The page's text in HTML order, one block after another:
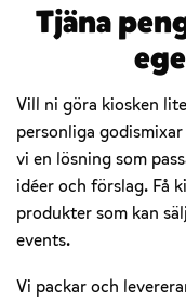
Tjäna
Vill ni göra kiosken
personliga
vi en lösning som
idéer och förslag. Få
produkter som kan
events.
Vi packar och